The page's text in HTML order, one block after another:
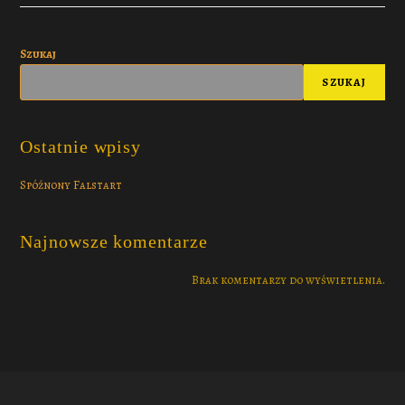
Szukaj
SZUKAJ
Ostatnie wpisy
Spóźnony Falstart
Najnowsze komentarze
Brak komentarzy do wyświetlenia.